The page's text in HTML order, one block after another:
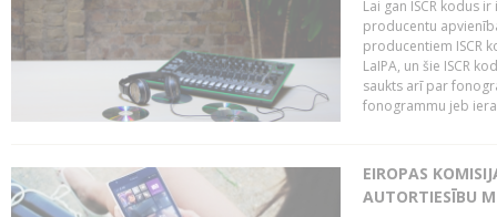
Lai gan ISCR kodus
producentu
producentiem ISCR
LaIPA, un šie ISCR
saukts arī par
fonogrammu jeb
EIROPAS
AUTORTIESĪBU